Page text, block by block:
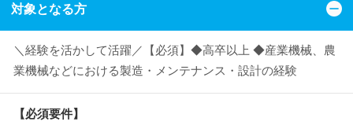
対象となる方
＼経験を活かして活躍／【必須】◆高卒以上 ◆産業機械、農
業機械などにおける製造・メンテナンス・設計の経験
【必須要件】